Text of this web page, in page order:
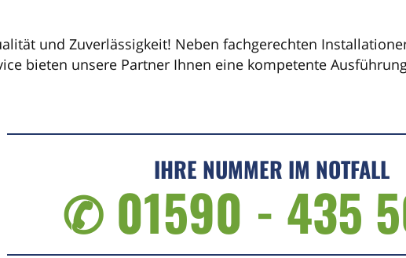
und Zuverlässigkeit! Neben fachgerechten
bieten unsere Partner Ihnen eine kompetente
IHRE NUMMER IM NOTFALL
✆ 01590 - 435